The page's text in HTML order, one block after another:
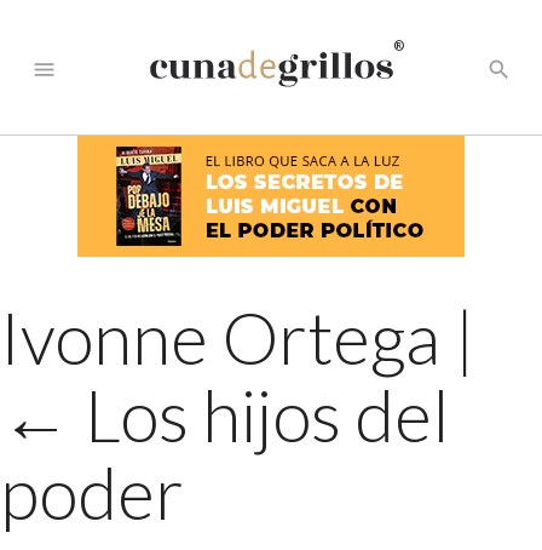
menu
®
search
Ivonne Ortega |
← Los hijos del
poder